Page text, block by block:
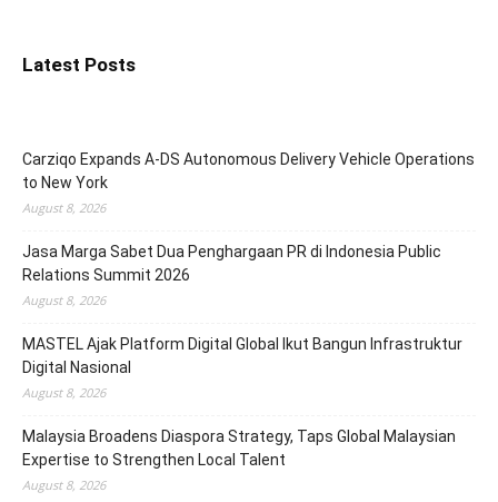
Latest Posts
Carziqo Expands A-DS Autonomous Delivery Vehicle Operations
to New York
August 8, 2026
Jasa Marga Sabet Dua Penghargaan PR di Indonesia Public
Relations Summit 2026
August 8, 2026
MASTEL Ajak Platform Digital Global Ikut Bangun Infrastruktur
Digital Nasional
August 8, 2026
Malaysia Broadens Diaspora Strategy, Taps Global Malaysian
Expertise to Strengthen Local Talent
August 8, 2026